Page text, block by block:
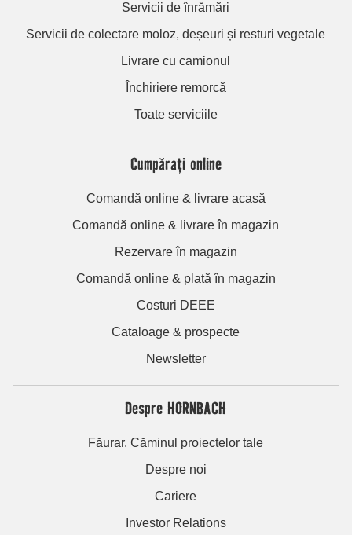
Servicii de înrămări
Servicii de colectare moloz, deșeuri și resturi vegetale
Livrare cu camionul
Închiriere remorcă
Toate serviciile
Cumpărați online
Comandă online & livrare acasă
Comandă online & livrare în magazin
Rezervare în magazin
Comandă online & plată în magazin
Costuri DEEE
Cataloage & prospecte
Newsletter
Despre HORNBACH
Făurar. Căminul proiectelor tale
Despre noi
Cariere
Investor Relations